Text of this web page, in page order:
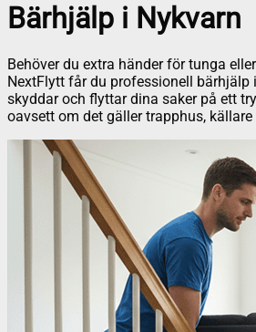
Bärhjälp i Nykvarn
Behöver du extra händer för tunga
NextFlytt får du professionell bärhjälp
skyddar och flyttar dina saker på ett
oavsett om det gäller trapphus, källare